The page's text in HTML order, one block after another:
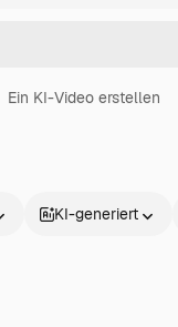
Ein KI-Video erstellen
KI-generiert